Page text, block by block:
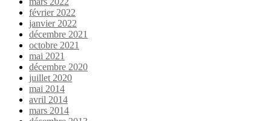
février 2022
janvier 2022
décembre 2021
octobre 2021
mai 2021
décembre 2020
juillet 2020
mai 2014
avril 2014
mars 2014